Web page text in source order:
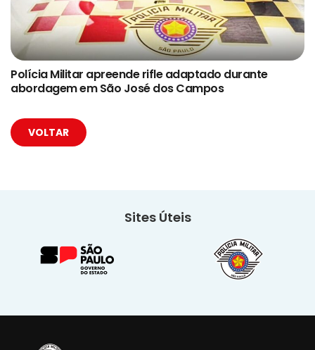
Polícia Militar apreende rifle adaptado durante
abordagem em São José dos Campos
VOLTAR
Sites Úteis